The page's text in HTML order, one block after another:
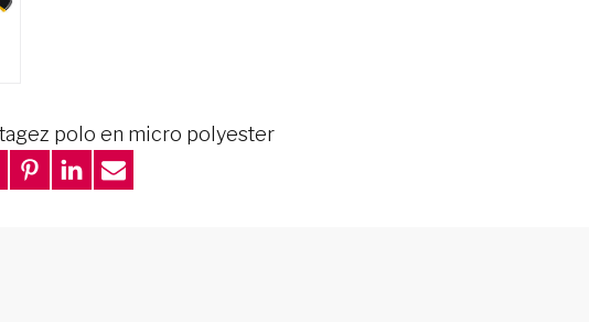
polo en micro polyester